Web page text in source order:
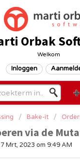
Orbak
Welkom
Inloggen
Bake-it
via de
Mrt, 2023 om 9:49 AM